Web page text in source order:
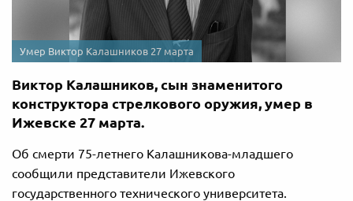
Умер Виктор Калашников 27 марта
Виктор Калашников, сын знаменитого
конструктора стрелкового оружия, умер в
Ижевске 27 марта.
Об смерти 75-летнего Калашникова-младшего
сообщили представители Ижевского
государственного технического университета.